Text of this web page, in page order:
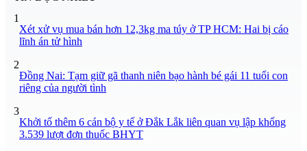
1
Xét xử vụ mua bán hơn 12,3kg ma túy ở TP HCM: Hai bị cáo
lĩnh án tử hình
2
Đồng Nai: Tạm giữ gã thanh niên bạo hành bé gái 11 tuổi con
riêng của người tình
3
Khởi tố thêm 6 cán bộ y tế ở Đắk Lắk liên quan vụ lập khống
3.539 lượt đơn thuốc BHYT